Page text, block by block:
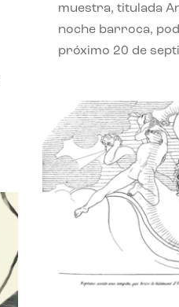
muestra, titulada
noche barroca,
próximo 20 de